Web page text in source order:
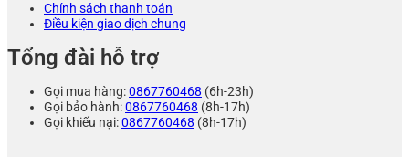
Chính sách thanh toán
Điều kiện giao dịch chung
Tổng đài hỗ trợ
Gọi mua hàng:0867760468 (6h-23h)
Gọi bảo hành:0867760468 (8h-17h)
Gọi khiếu nại:0867760468 (8h-17h)